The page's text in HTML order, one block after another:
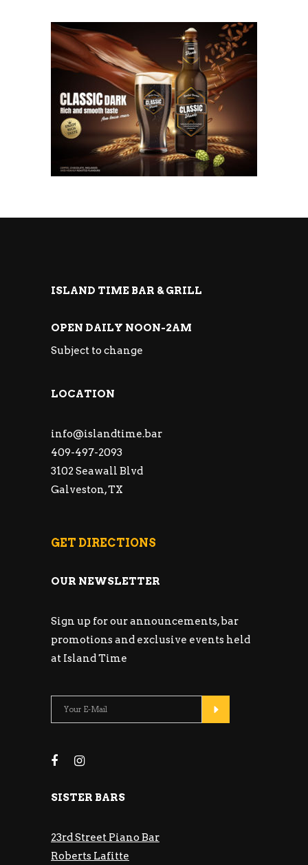
ISLAND TIME BAR & GRILL
OPEN DAILY NOON-2AM
Subject to change
LOCATION
info@islandtime.bar
409-497-2093
3102 Seawall Blvd
Galveston, TX
GET DIRECTIONS
OUR NEWSLETTER
Sign up for our announcements, bar
promotions and exclusive events held
at Island Time
SISTER BARS
23rd Street Piano Bar
Roberts Lafitte